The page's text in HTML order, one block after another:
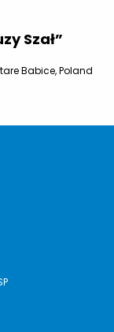
Szał”
Babice, Poland